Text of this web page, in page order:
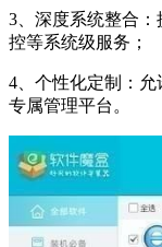
3、深度系统整合
控等系统级服务；
4、个性化定制：
专属管理平台。